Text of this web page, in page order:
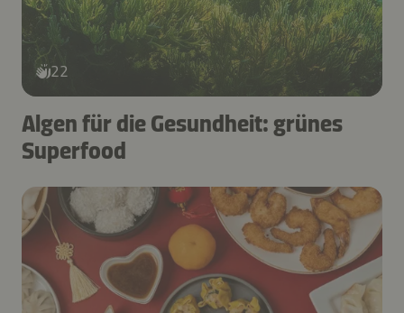
22
Algen für die Gesundheit: grünes
Superfood